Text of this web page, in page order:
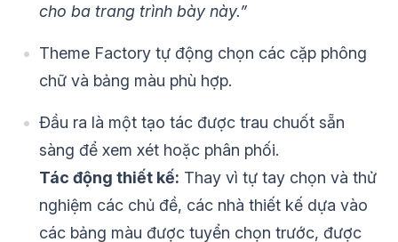
cho ba trang trình bày này.”
Theme Factory tự động chọn các cặp phông
chữ và bảng màu phù hợp.
Đầu ra là một tạo tác được trau chuốt sẵn
sàng để xem xét hoặc phân phối.
Tác động thiết kế: Thay vì tự tay chọn và thử
nghiệm các chủ đề, các nhà thiết kế dựa vào
các bảng màu được tuyển chọn trước, được